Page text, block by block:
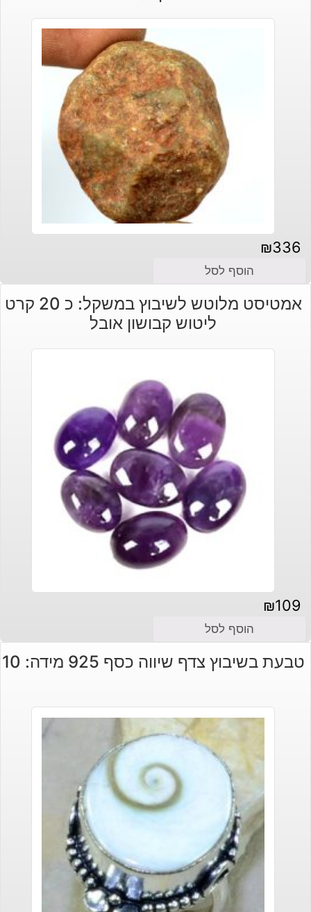
₪336
הוסף לסל
אמטיסט מלוטש לשיבוץ במשקל: כ 20 קרט
ליטוש קבושון אובל
₪109
הוסף לסל
טבעת בשיבוץ צדף שיווה כסף 925 מידה: 10